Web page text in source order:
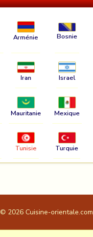
Arménie Bosnie
Iran Israel
Mauritanie Mexique
Tunisie Turquie
© 2026 Cuisine-orientale.com